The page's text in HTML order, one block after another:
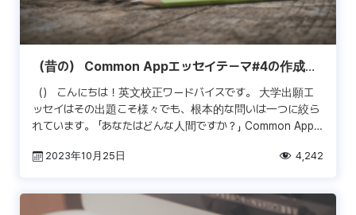
（昔の） Common Appエッセイテーマ#4の作成
Tips
（） こんにちは！英文校正ワードバイスです。 大学出願エ
ッセイはその出題こそ様々でも、根本的な問いは一つに絞ら
れています。 「あなたはどんな人間ですか？」 Common App
2023年10月25日 4,242